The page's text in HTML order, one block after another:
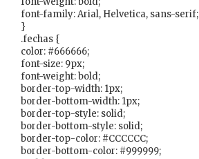
font-family: Arial, Helvetica, sans-serif;
}
.fechas {
color: #666666;
font-size: 9px;
font-weight: bold;
border-top-width: 1px;
border-bottom-width: 1px;
border-top-style: solid;
border-bottom-style: solid;
border-top-color: #CCCCCC;
border-bottom-color: #999999;